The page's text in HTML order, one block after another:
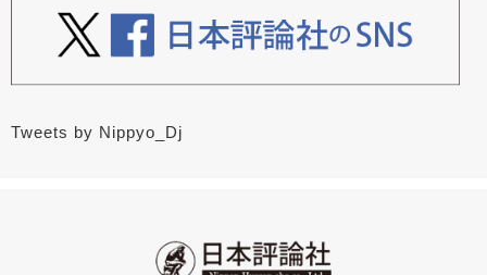
Tweets by Nippyo_Dj